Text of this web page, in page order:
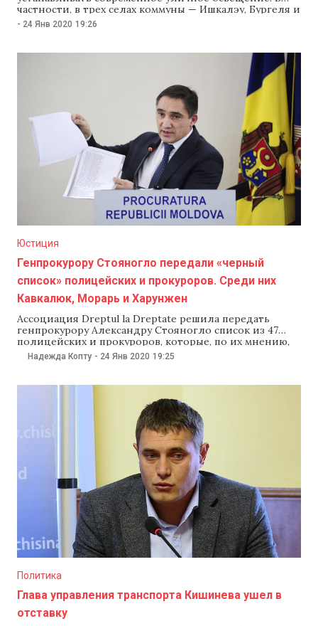
частности, в трех селах коммуны — Ишкалэу, Бургеля и
Долту — за несколько недель смонтируют более 30
модернизируют 10 трансформаторов и установят
новую систему автоматики. Старт работам дала
- 24 Янв 2020 19:26
Юстиция
Генпрокурору Стояногло передали «черный
список» полицейских и прокуроров. Среди них
Кавкалюк, Морарь и Харунжен
Ассоциация Dreptul la Dreptate решила передать
генпрокурору Александру Стояногло список из 47
полицейских и прокуроров, которые, по их мнению,
незаконно открывали уголовные дела. Об этом
представители ассоциации рассказали на пресс-
генпрокуроры Эдуард Харунжен и Корнелиу Гурин,
отстраненный от должности глава
Антикоррупционной прокуратуры Виорел Морарь и
Надежда Копту - 24 Янв 2020 19:25
Политика
Глава управления транспорта Кишинева ушел в
отставку